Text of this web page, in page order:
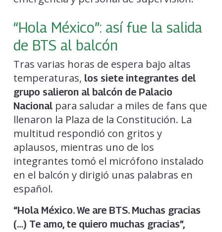
“Hola México”: así fue la salida
de BTS al balcón
Tras varias horas de espera bajo altas
temperaturas, los siete integrantes del
grupo salieron al balcón de Palacio
Nacional para saludar a miles de fans que
llenaron la Plaza de la Constitución. La
multitud respondió con gritos y
aplausos, mientras uno de los
integrantes tomó el micrófono instalado
en el balcón y dirigió unas palabras en
español.
“Hola México. We are BTS. Muchas gracias
(…) Te amo, te quiero muchas gracias”,